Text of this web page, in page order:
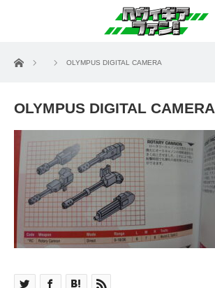
ホーム OLYMPUS DIGITAL CAMERA
OLYMPUS DIGITAL CAMERA